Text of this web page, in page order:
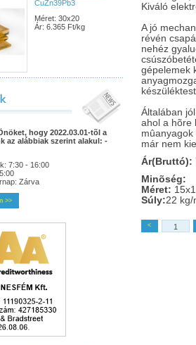
CuZn39Pb3
Méret: 30x20
Ár: 6.365 Ft/kg
hogy 2022.03.01-tõl a
az alábbiak szerint alakul: -
7:30 - 16:00
Zárva
>>
Kiváló
A jó
révén
nehéz
gépelemek
Általában
ahol a hõre
már nem
Ár(Bruttó):
Minõség:
Méret:
Súly:22 kg/
<